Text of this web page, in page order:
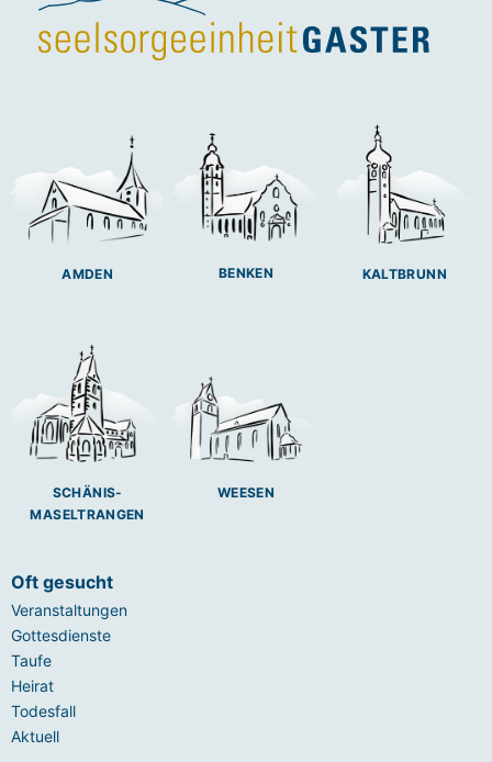
AMDEN BENKEN KALTBRUNN
SCHÄNIS-
MASELTRANGEN
WEESEN
Oft gesucht
Veranstaltungen
Gottesdienste
Taufe
Heirat
Todesfall
Aktuell